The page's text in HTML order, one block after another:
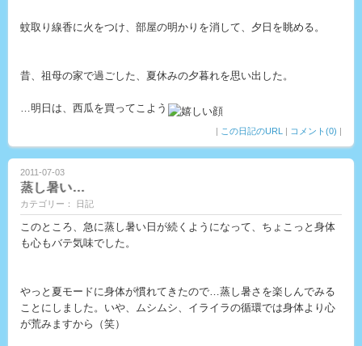
蚊取り線香に火をつけ、部屋の明かりを消して、夕日を眺める。
昔、祖母の家で過ごした、夏休みの夕暮れを思い出した。
…明日は、西瓜を買ってこよう
| この日記のURL | コメント(0) |
2011-07-03
蒸し暑い…
カテゴリー： 日記
このところ、急に蒸し暑い日が続くようになって、ちょこっと身体
も心もバテ気味でした。
やっと夏モードに身体が慣れてきたので…蒸し暑さを楽しんでみる
ことにしました。いや、ムシムシ、イライラの循環では身体より心
が荒みますから（笑）